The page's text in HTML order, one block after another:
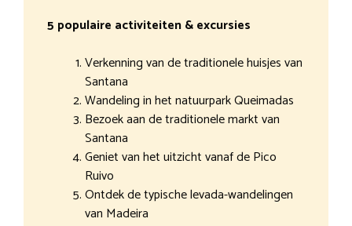
5 populaire activiteiten & excursies
Verkenning van de traditionele huisjes van
Santana
Wandeling in het natuurpark Queimadas
Bezoek aan de traditionele markt van
Santana
Geniet van het uitzicht vanaf de Pico
Ruivo
Ontdek de typische levada-wandelingen
van Madeira